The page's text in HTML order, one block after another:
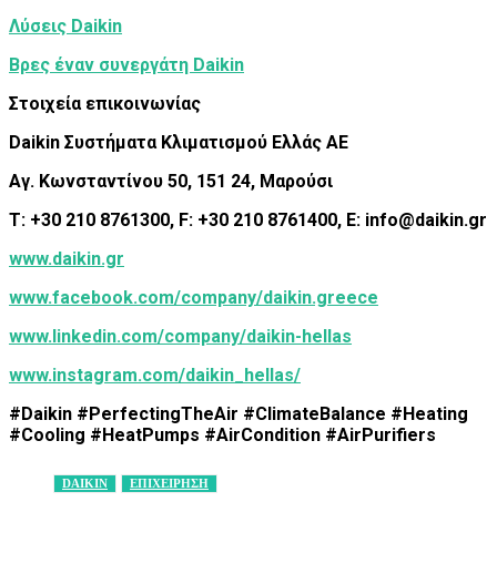
Λύσεις Daikin
Βρες έναν συνεργάτη Daikin
Στοιχεία επικοινωνίας
Daikin Συστήματα Κλιματισμού Ελλάς ΑΕ
Αγ. Κωνσταντίνου 50, 151 24, Μαρούσι
T: +30 210 8761300, F: +30 210 8761400, E: info@daikin.gr
www.daikin.gr
www.facebook.com/company/daikin.greece
www.linkedin.com/company/daikin-hellas
www.instagram.com/daikin_hellas/
#Daikin #PerfectingTheAir #ClimateBalance #Heating
#Cooling #HeatPumps #AirCondition #AirPurifiers
DAIKIN ΕΠΙΧΕΙΡΗΣΗ